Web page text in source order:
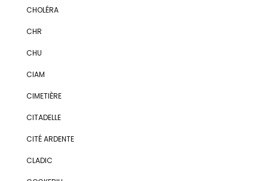
CHOLÉRA
CHR
CHU
CIAM
CIMETIÈRE
CITADELLE
CITÉ ARDENTE
CLADIC